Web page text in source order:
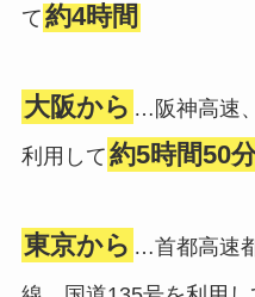
て 約4時間
大阪から …阪神高速
利用して 約5時間50
東京から …首都高速